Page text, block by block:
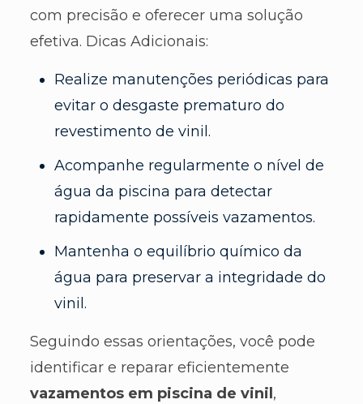
com precisão e oferecer uma solução
efetiva. Dicas Adicionais:
Realize manutenções periódicas para
evitar o desgaste prematuro do
revestimento de vinil.
Acompanhe regularmente o nível de
água da piscina para detectar
rapidamente possíveis vazamentos.
Mantenha o equilíbrio químico da
água para preservar a integridade do
vinil.
Seguindo essas orientações, você pode
identificar e reparar eficientemente
vazamentos em piscina de vinil ,